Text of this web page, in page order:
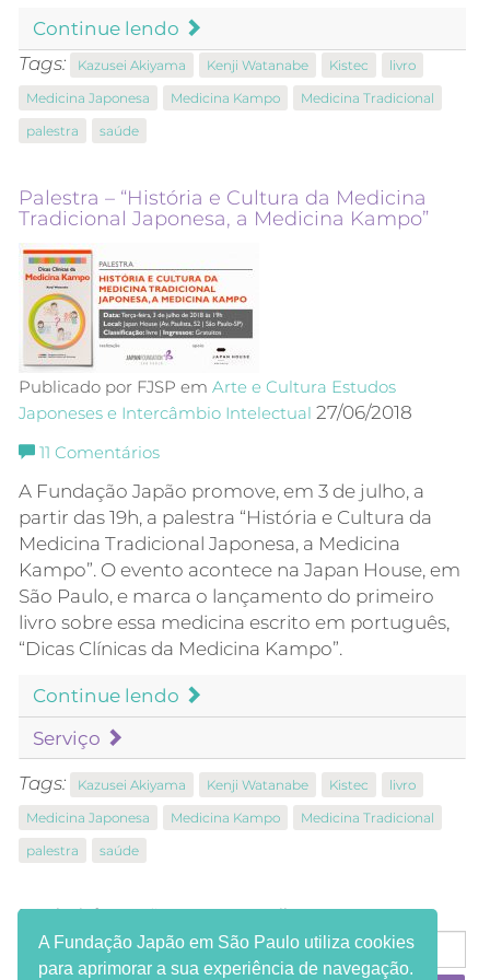
Continue lendo
Tags:
Kazusei Akiyama Kenji Watanabe Kistec
livro
Medicina Japonesa
Medicina Kampo
Medicina Tradicional
palestra
saúde
Palestra – “História e Cultura da Medicina
Tradicional Japonesa, a Medicina Kampo”
Publicado por FJSP em Arte e Cultura Estudos
Japoneses e Intercâmbio Intelectual 27/06/2018
11 Comentários
A Fundação Japão promove, em 3 de julho, a
partir das 19h, a palestra “História e Cultura da
Medicina Tradicional Japonesa, a Medicina
Kampo”. O evento acontece na Japan House, em
São Paulo, e marca o lançamento do primeiro
livro sobre essa medicina escrito em português,
“Dicas Clínicas da Medicina Kampo”.
Continue lendo
Serviço
Tags: Kazusei Akiyama Kenji Watanabe Kistec
livro
Medicina Japonesa
Medicina Kampo
Medicina Tradicional
palestra
saúde
Receba informações em seu e-mail:
A Fundação Japão em São Paulo utiliza cookies
para aprimorar a sua experiência de navegação.